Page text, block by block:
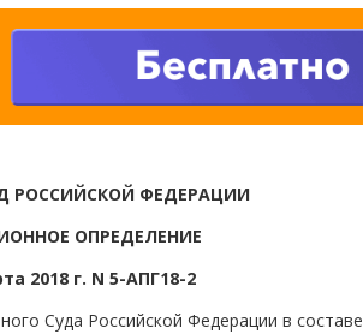
РОССИЙСКОЙ ФЕДЕРАЦИИ
ОПРЕДЕЛЕНИЕ
2018 г. N 5-АПГ18-2
Суда Российской Федерации в составе